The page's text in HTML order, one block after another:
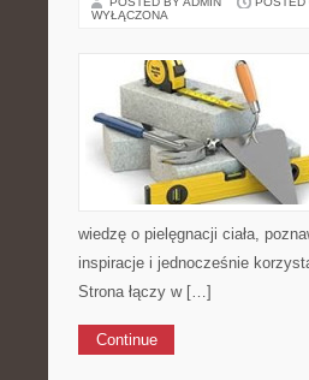
WYŁĄCZONA
wiedzę o pielęgnacji ciała,
inspiracje i jednocześnie
Strona łączy w […]
Continue